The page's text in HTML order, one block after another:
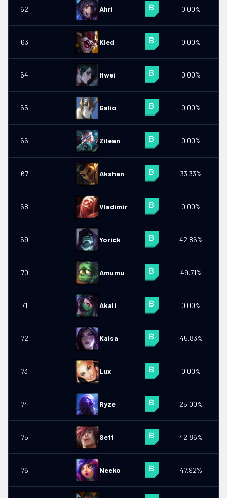
62 Ahri 0.00%
63 Kled 0.00%
64 Hwei 0.00%
65 Galio 0.00%
66 Zilean 0.00%
67 Akshan 33.33%
68 Vladimir 0.00%
69 Yorick 42.86%
70 Amumu 49.71%
71 Akali 0.00%
72 Kaisa 45.83%
73 Lux 0.00%
74 Ryze 25.00%
75 Sett 42.86%
76 Neeko 47.92%